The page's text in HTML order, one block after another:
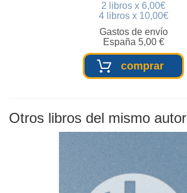
2 libros x 6,00€
4 libros x 10,00€
Gastos de envío
España 5,00 €
comprar
Otros libros del mismo autor